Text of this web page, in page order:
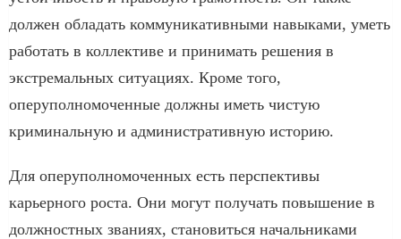
должен обладать коммуникативными навыками, уметь
работать в коллективе и принимать решения в
экстремальных ситуациях. Кроме того,
оперуполномоченные должны иметь чистую
криминальную и административную историю.
Для оперуполномоченных есть перспективы
карьерного роста. Они могут получать повышение в
должностных званиях, становиться начальниками